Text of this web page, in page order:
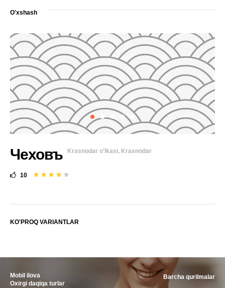
O'xshash
Чеховъ Krasnodar o'lkasi, Krasnodar
10
KO'PROQ VARIANTLAR
Mobil ilova
Oxirgi daqiqa turlar
Barcha qurilmalar